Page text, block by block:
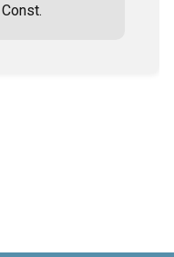
Const.